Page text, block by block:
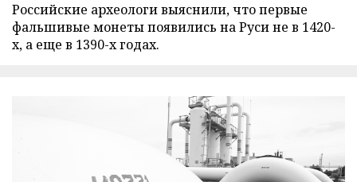
Российские археологи выяснили, что первые
фальшивые монеты появились на Руси не в 1420-
х, а еще в 1390-х годах.